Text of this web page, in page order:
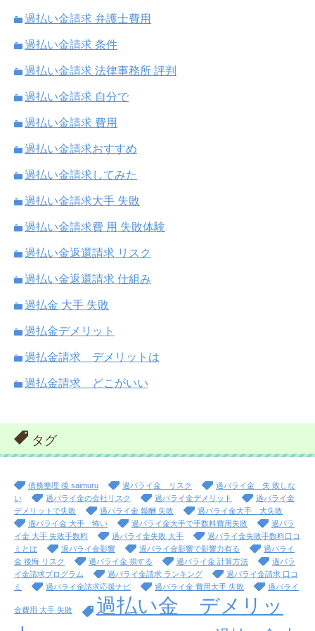
過払い金請求 弁護士費用
過払い金請求 条件
過払い金請求 法律事務所 評判
過払い金請求 自分で
過払い金請求 費用
過払い金請求おすすめ
過払い金請求してみた
過払い金請求大手 失敗
過払い金請求費 用 失敗体験
過払い金返還請求 リスク
過払い金返還請求 仕組み
過払金 大手 失敗
過払金デメリット
過払金請求 デメリットは
過払金請求 どこがいい
タグ
債務整理 後 saimuru 過バライ金 リスク
過バライ金 失 敗しな
い
過バライ金の会社リスク 過バライ金デメリット
過バライ金
デメリットで失敗
過バライ金 報酬 失敗
過バライ金大手 大失敗
過バライ金 大手 怖い
過バライ金大手で手数料費用失敗
過バラ
イ金 大手 失敗手数料
過バライ金失敗 大手
過バライ金失敗手数料口コ
ミとは
過バライ金影響 過バライ金影響で影響力有る
過バライ
金 後悔 リスク
過バライ金 損する 過バライ金 計算方法
過バラ
イ金請求プログラム
過バライ金請求 ランキング
過バライ金請求 口コ
ミ
過バライ金請求応援ナビ 過バライ金 費用大手 失敗 過バライ
金費用 大手 失敗
過払い金 デメリッ